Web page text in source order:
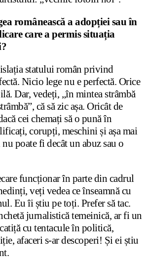
românească a adopției sau în
care a permis situația
statului român privind
Nicio lege nu e perfectă. Orice
Dar, vedeți, „în mintea strâmbă
că să zic așa. Oricât de
cei chemați să o pună în
corupți, meschini și așa mai
poate fi decât un abuz sau o
funcționar în parte din cadrul
veți vedea ce înseamnă cu
Eu îi știu pe toți. Prefer să tac.
jurnalistică temeinică, ar fi un
cu tentacule în politică,
afaceri s-ar descoperi! Și ei știu